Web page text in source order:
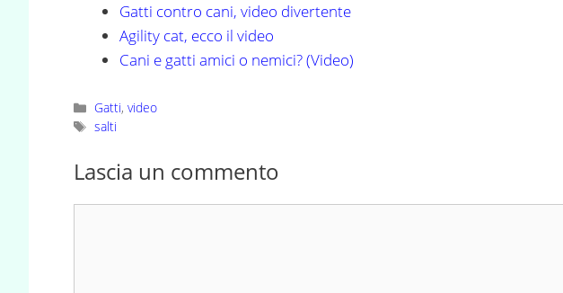
Gatti contro cani, video divertente
Agility cat, ecco il video
Cani e gatti amici o nemici? (Video)
Categorie
Gatti,video
Tag
salti
Lascia un commento